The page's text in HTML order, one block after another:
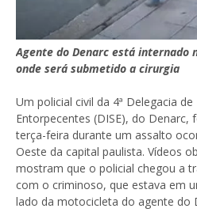
Agente do Denarc está internado
onde será submetido a cirurgia
Um policial civil da 4ª Delegacia
Entorpecentes (DISE), do Denarc,
terça-feira durante um assalto
Oeste da capital paulista. Vídeos
mostram que o policial chegou a
com o criminoso, que estava em
lado da motocicleta do agente do